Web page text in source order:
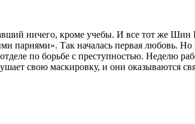
ничего, кроме учебы. И все тот же
парнями». Так началась первая любовь.
по борьбе с преступностью. Неделю
свою маскировку, и они оказываются